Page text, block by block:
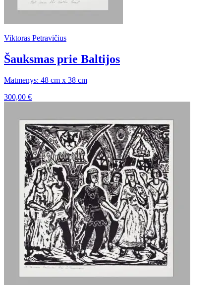
Viktoras Petravičius
Šauksmas prie Baltijos
Matmenys: 48 cm x 38 cm
300,00 €